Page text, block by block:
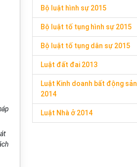
Bộ luật hình sự 2015
Bộ luật tố tụng hình sự 2015
Bộ luật tố tụng dân sự 2015
Luật đất đai 2013
Luật Kinh doanh bất động sản
2014
Luật Nhà ở 2014